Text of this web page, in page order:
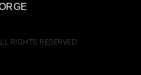
RIGHTS RESERVED